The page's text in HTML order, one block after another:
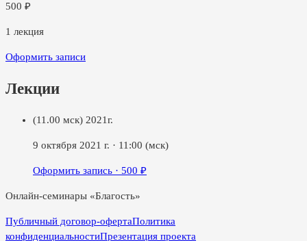
500 ₽
1 лекция
Оформить записи
Лекции
(11.00 мск) 2021г.
9 октября 2021 г. · 11:00 (мск)
Оформить запись · 500 ₽
Онлайн-семинары «Благость»
Публичный договор-офертаПолитика
конфиденциальностиПрезентация проекта